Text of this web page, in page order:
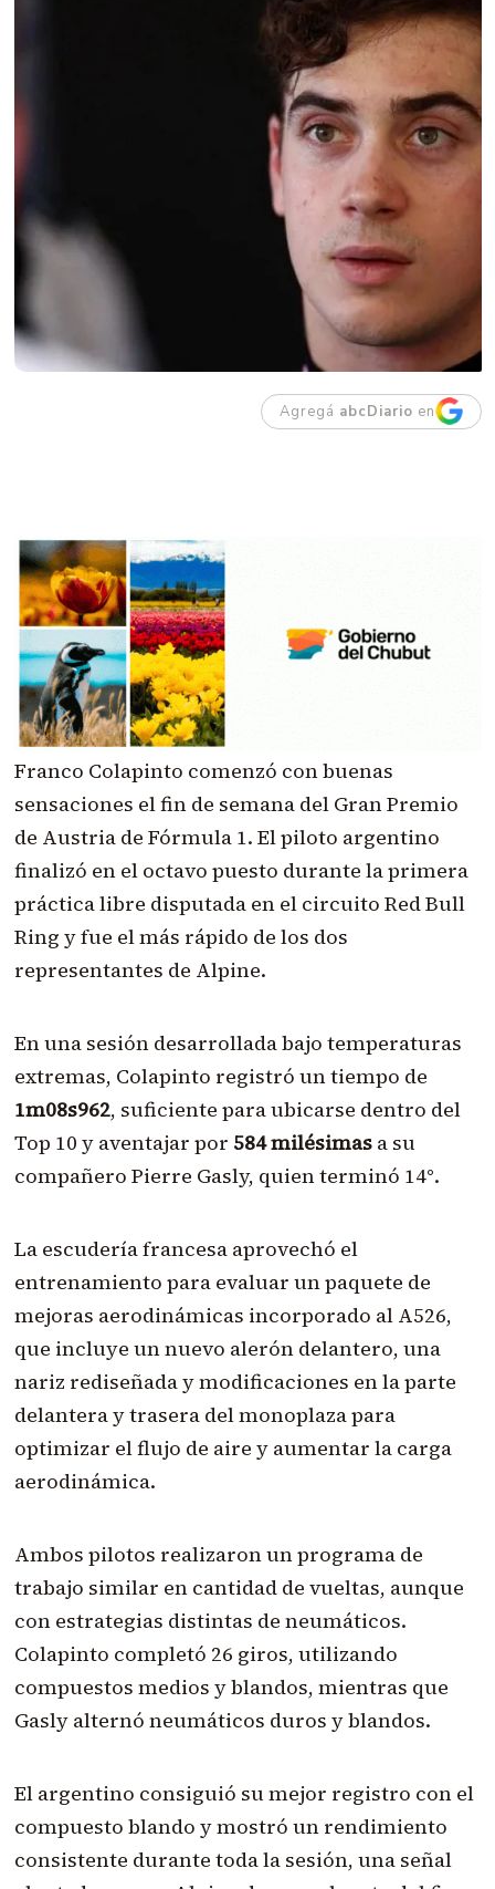
Agregá abcDiario en
Franco Colapinto comenzó con buenas
sensaciones el fin de semana del Gran Premio
de Austria de Fórmula 1. El piloto argentino
finalizó en el octavo puesto durante la primera
práctica libre disputada en el circuito Red Bull
Ring y fue el más rápido de los dos
representantes de Alpine.
En una sesión desarrollada bajo temperaturas
extremas, Colapinto registró un tiempo de
1m08s962, suficiente para ubicarse dentro del
Top 10 y aventajar por 584 milésimasa su
compañero Pierre Gasly, quien terminó 14°.
La escudería francesa aprovechó el
entrenamiento para evaluar un paquete de
mejoras aerodinámicas incorporado al A526,
que incluye un nuevo alerón delantero, una
nariz rediseñada y modificaciones en la parte
delantera y trasera del monoplaza para
optimizar el flujo de aire y aumentar la carga
aerodinámica.
Ambos pilotos realizaron un programa de
trabajo similar en cantidad de vueltas, aunque
con estrategias distintas de neumáticos.
Colapinto completó 26 giros, utilizando
compuestos medios y blandos, mientras que
Gasly alternó neumáticos duros y blandos.
El argentino consiguió su mejor registro con el
compuesto blando y mostró un rendimiento
consistente durante toda la sesión, una señal